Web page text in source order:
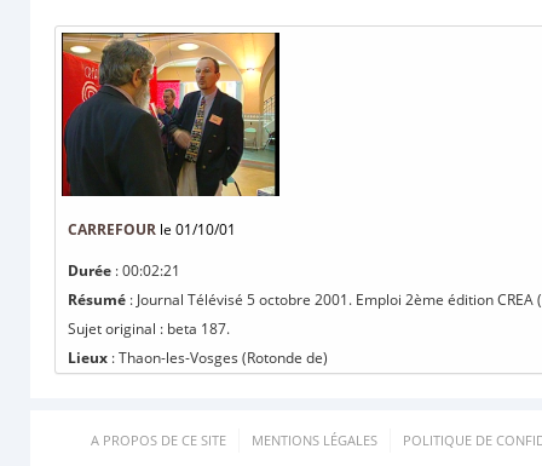
CARREFOUR le 01/10/01
Durée : 00:02:21
Résumé : Journal Télévisé 5 octobre 2001. Emploi 2ème édition
Sujet original : beta 187.
Lieux : Thaon-les-Vosges (Rotonde de)
A PROPOS DE CE SITE MENTIONS LÉGALES POLITIQUE DE